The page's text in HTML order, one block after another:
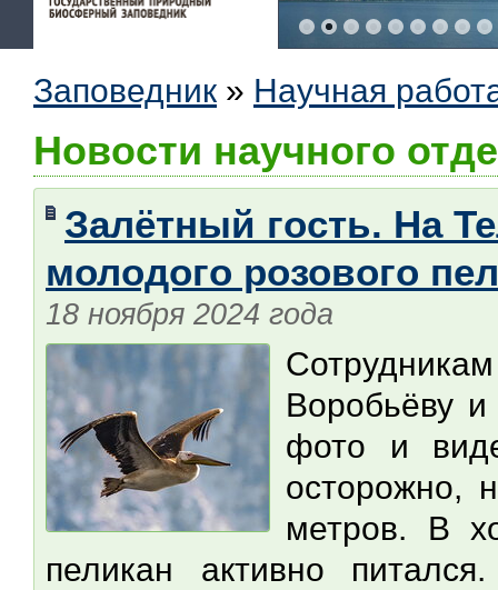
Заповедник » Научная
Новости научного
Залётный гость. На
молодого розового
18 ноября 2024 года
Воробьёву и
фото и
осторожно,
метров. В
пеликан активно